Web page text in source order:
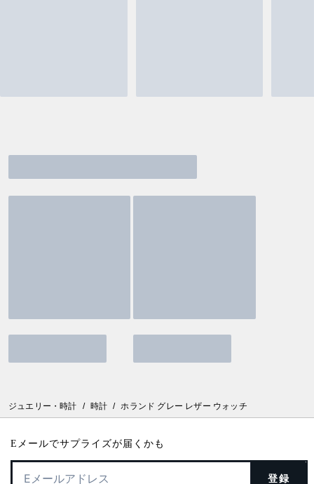
ジュエリー・時計 / 時計 / ホランド グレー レザー ウォッチ
Eメールでサプライズが届くかも
登録